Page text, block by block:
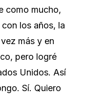
como mucho,
los años, la
más y en
pero logré
Unidos. Así
Sí. Quiero